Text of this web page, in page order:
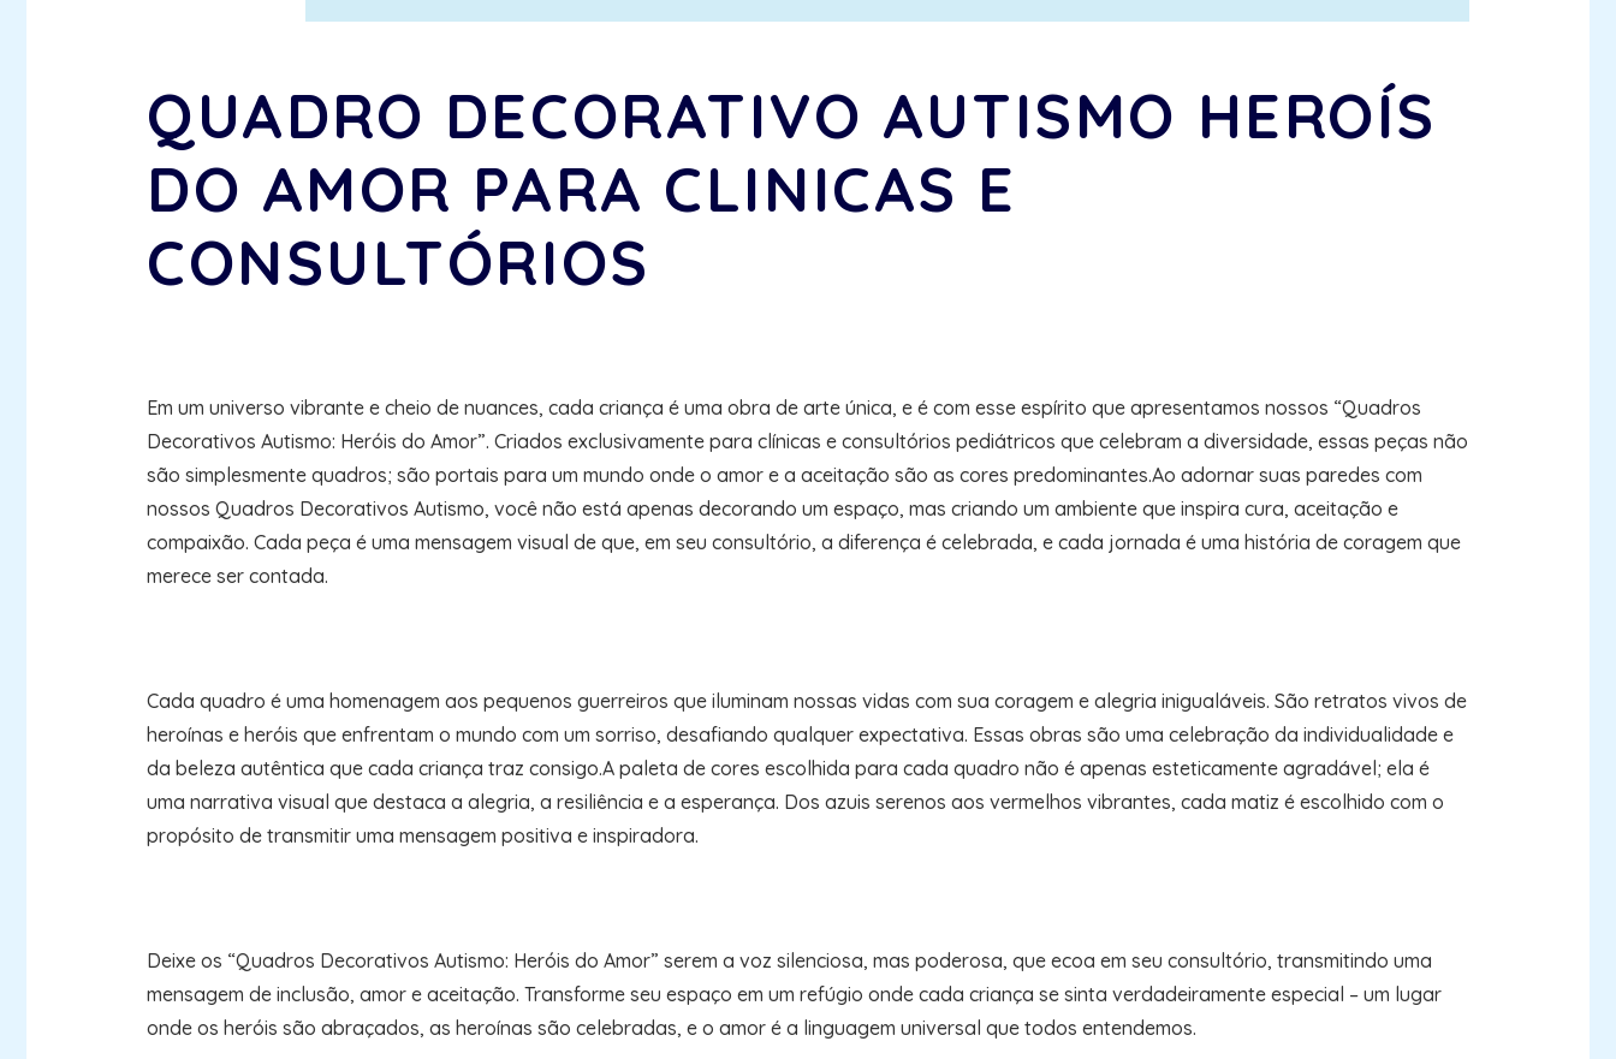
QUADRO DECORATIVO AUTISMO HEROÍS
DO AMOR PARA CLINICAS E
CONSULTÓRIOS
Em um universo vibrante e cheio de nuances, cada criança é uma obra de arte única, e é com esse espírito que apresentamos nossos “Quadros
Decorativos Autismo: Heróis do Amor”. Criados exclusivamente para clínicas e consultórios pediátricos que celebram a diversidade, essas peças não
são simplesmente quadros; são portais para um mundo onde o amor e a aceitação são as cores predominantes.Ao adornar suas paredes com
nossos Quadros Decorativos Autismo, você não está apenas decorando um espaço, mas criando um ambiente que inspira cura, aceitação e
compaixão. Cada peça é uma mensagem visual de que, em seu consultório, a diferença é celebrada, e cada jornada é uma história de coragem que
merece ser contada.
Cada quadro é uma homenagem aos pequenos guerreiros que iluminam nossas vidas com sua coragem e alegria inigualáveis. São retratos vivos de
heroínas e heróis que enfrentam o mundo com um sorriso, desafiando qualquer expectativa. Essas obras são uma celebração da individualidade e
da beleza autêntica que cada criança traz consigo.A paleta de cores escolhida para cada quadro não é apenas esteticamente agradável; ela é
uma narrativa visual que destaca a alegria, a resiliência e a esperança. Dos azuis serenos aos vermelhos vibrantes, cada matiz é escolhido com o
propósito de transmitir uma mensagem positiva e inspiradora.
Deixe os “Quadros Decorativos Autismo: Heróis do Amor” serem a voz silenciosa, mas poderosa, que ecoa em seu consultório, transmitindo uma
mensagem de inclusão, amor e aceitação. Transforme seu espaço em um refúgio onde cada criança se sinta verdadeiramente especial – um lugar
onde os heróis são abraçados, as heroínas são celebradas, e o amor é a linguagem universal que todos entendemos.